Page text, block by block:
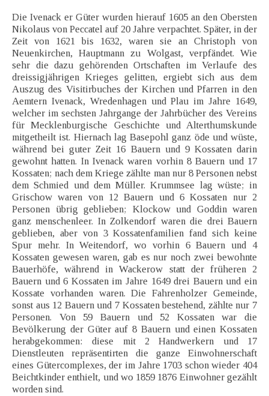
Die Ivenack er Güter wurden hierauf 1605 an den Obersten
Nikolaus von Peccatel auf 20 Jahre verpachtet. Später, in der
Zeit von 1621 bis 1632, waren sie an Christoph von
Neuenkirchen, Hauptmann zu Wolgast, verpfändet. Wie
sehr die dazu gehörenden Ortschaften im Verlaufe des
dreissigjährigen Krieges gelitten, ergiebt sich aus dem
Auszug des Visitirbuches der Kirchen und Pfarren in den
Aemtern Ivenack, Wredenhagen und Plau im Jahre 1649,
welcher im sechsten Jahrgange der Jahrbücher des Vereins
für Mecklenburgische Geschichte und Alterthumskunde
mitgetheilt ist. Hiernach lag Basepohl ganz öde und wüste,
während bei guter Zeit 16 Bauern und 9 Kossaten darin
gewohnt hatten. In Ivenack waren vorhin 8 Bauern und 17
Kossaten; nach dem Kriege zählte man nur 8 Personen nebst
dem Schmied und dem Müller. Krummsee lag wüste; in
Grischow waren von 12 Bauern und 6 Kossaten nur 2
Personen übrig geblieben; Klockow und Goddin waren
ganz menschenleer. In Zolkendorf waren die drei Bauern
geblieben, aber von 3 Kossatenfamilien fand sich keine
Spur mehr. In Weitendorf, wo vorhin 6 Bauern und 4
Kossaten gewesen waren, gab es nur noch zwei bewohnte
Bauerhöfe, während in Wackerow statt der früheren 2
Bauern und 6 Kossaten im Jahre 1649 drei Bauern und ein
Kossate vorhanden waren. Die Fahrenholzer Gemeinde,
sonst aus 12 Bauern und 7 Kossaten bestehend, zählte nur 7
Personen. Von 59 Bauern und 52 Kossaten war die
Bevölkerung der Güter auf 8 Bauern und einen Kossaten
herabgekommen: diese mit 2 Handwerkern und 17
Dienstleuten repräsentirten die ganze Einwohnerschaft
eines Gütercomplexes, der im Jahre 1703 schon wieder 404
Beichtkinder enthielt, und wo 1859 1876 Einwohner gezählt
worden sind.